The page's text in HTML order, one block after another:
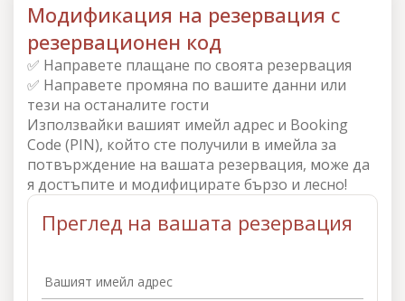
Модификация на резервация с
резервационен код
✅ Направете плащане по своята резервация
✅ Направете промяна по вашите данни или
тези на останалите гости
Използвайки вашият имейл адрес и Booking
Code (PIN), който сте получили в имейла за
потвърждение на вашата резервация, може да
я достъпите и модифицирате бързо и лесно!
Преглед на вашата резервация
Вашият имейл адрес